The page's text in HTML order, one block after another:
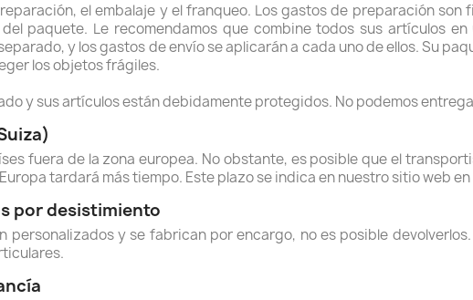
el embalaje y el franqueo. Los gastos de preparación
paquete. Le recomendamos que combine todos sus artículos
y los gastos de envío se aplicarán a cada uno de ellos. Su
los objetos frágiles.
y sus artículos están debidamente protegidos. No podemos
fuera de la zona europea. No obstante, es posible que el
tardará más tiempo. Este plazo se indica en nuestro sitio web
por desistimiento
personalizados y se fabrican por encargo, no es posible